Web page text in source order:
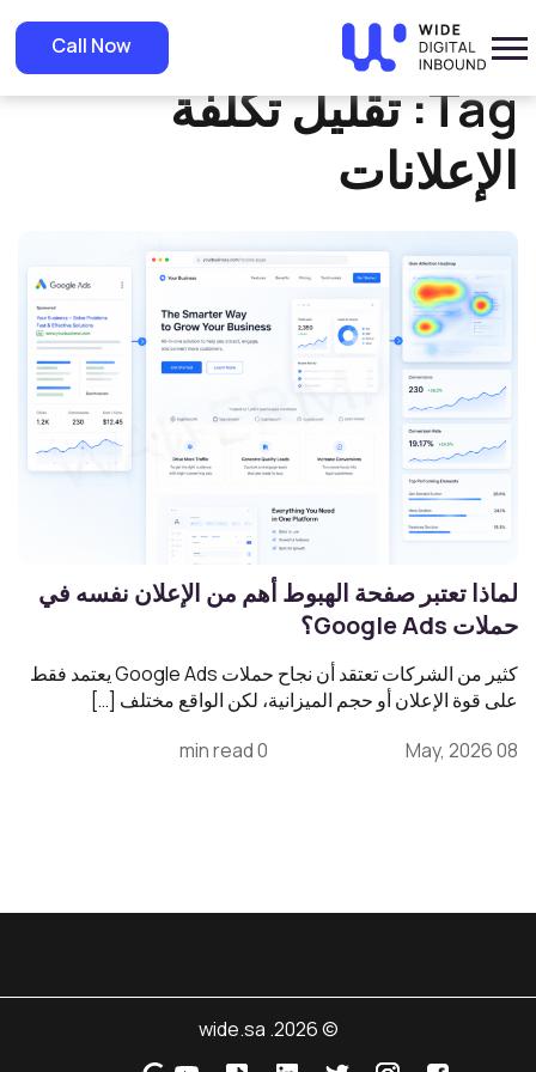
Call Now Home
» تقليل تكلفة الإعلانات
Tag: تقليل تكلفة
الإعلانات
لماذا تعتبر صفحة الهبوط أهم من الإعلان نفسه في
حملات Google Ads؟
كثير من الشركات تعتقد أن نجاح حملات Google Ads يعتمد فقط
على قوة الإعلان أو حجم الميزانية، لكن الواقع مختلف […]
08 May, 2026
0 min read
© 2026. wide.sa